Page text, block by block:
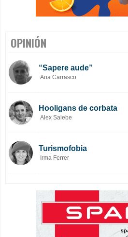
OPINIÓN
“Sapere aude”
Ana Carrasco
Hooligans de corbata
Alex Salebe
Turismofobia
Irma Ferrer